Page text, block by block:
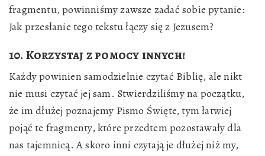
fragmentu, powinniśmy zawsze zadać sobie pytanie:
Jak przesłanie tego tekstu łączy się z Jezusem?
10. Korzystaj z pomocy innych!
Każdy powinien samodzielnie czytać Biblię, ale nikt
nie musi czytać jej sam. Stwierdziliśmy na początku,
że im dłużej poznajemy Pismo Święte, tym łatwiej
pojąć te fragmenty, które przedtem pozostawały dla
nas tajemnicą. A skoro inni czytają je dłużej niż my,